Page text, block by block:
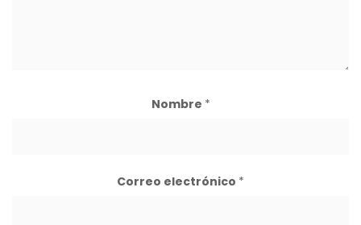
Nombre *
Correo electrónico *